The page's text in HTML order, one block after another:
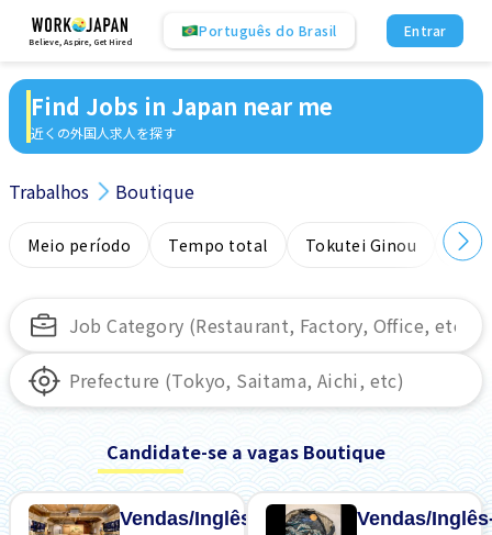
Believe, Aspire, Get Hired
Português do Brasil Entrar
Find Jobs in Japan near me
近くの外国人求人を探す
Trabalhos Boutique
Meio período Tempo total Tokutei Ginou
Candidate-se a vagas Boutique
Vendas/Inglês-
Vendas/